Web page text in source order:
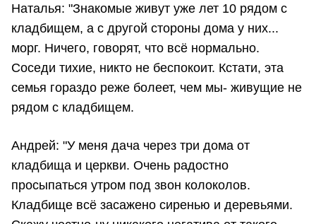
Наталья: "Знакомые живут уже лет 10 рядом с
кладбищем, а с другой стороны дома у них...
морг. Ничего, говорят, что всё нормально.
Соседи тихие, никто не беспокоит. Кстати, эта
семья гораздо реже болеет, чем мы- живущие не
рядом с кладбищем.
Андрей: "У меня дача через три дома от
кладбища и церкви. Очень радостно
просыпаться утром под звон колоколов.
Кладбище всё засажено сиренью и деревьями.